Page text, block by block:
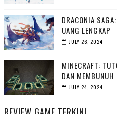
DRACONIA
UANG LENGKAP
JULY 26, 2024
MINECRAFT:
DAN
JULY 24, 2024